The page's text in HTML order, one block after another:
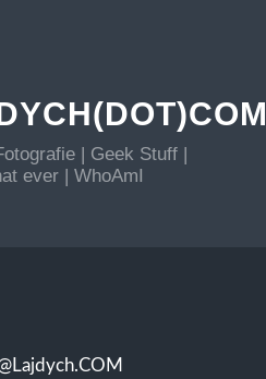
| Geek Stuff |
ever | WhoAmI